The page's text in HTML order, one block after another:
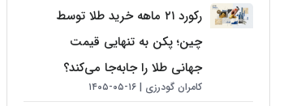
رکورد ۲۱ ماهه خرید طلا توسط
چین؛ پکن به تنهایی قیمت
جهانی طلا را جابه‌جا می‌کند؟
کامران گودرزی ۱۶-۰۵-۱۴۰۵